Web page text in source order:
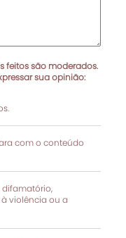
feitos são moderados.
sua opinião:
com o conteúdo
difamatório,
violência ou a